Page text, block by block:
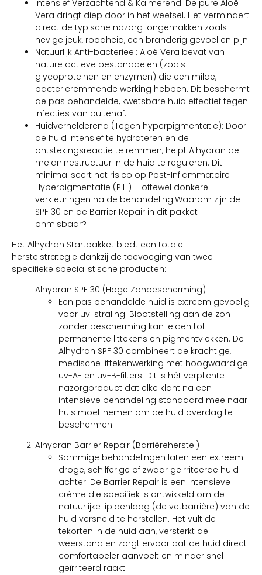
Intensief Verzachtend & Kalmerend: De pure Aloë
Vera dringt diep door in het weefsel. Het vermindert
direct de typische nazorg-ongemakken zoals
hevige jeuk, roodheid, een branderig gevoel en pijn.
Natuurlijk Anti-bacterieel: Aloë Vera bevat van
nature actieve bestanddelen (zoals
glycoproteïnen en enzymen) die een milde,
bacterieremmende werking hebben. Dit beschermt
de pas behandelde, kwetsbare huid effectief tegen
infecties van buitenaf.
Huidverhelderend (Tegen hyperpigmentatie): Door
de huid intensief te hydrateren en de
ontstekingsreactie te remmen, helpt Alhydran de
melaninestructuur in de huid te reguleren. Dit
minimaliseert het risico op Post-Inflammatoire
Hyperpigmentatie (PIH) – oftewel donkere
verkleuringen na de behandeling.Waarom zijn de
SPF 30 en de Barrier Repair in dit pakket
onmisbaar?
Het Alhydran Startpakket biedt een totale
herstelstrategie dankzij de toevoeging van twee
specifieke specialistische producten:
Alhydran SPF 30 (Hoge Zonbescherming)
Een pas behandelde huid is extreem gevoelig
voor uv-straling. Blootstelling aan de zon
zonder bescherming kan leiden tot
permanente littekens en pigmentvlekken. De
Alhydran SPF 30 combineert de krachtige,
medische littekenwerking met hoogwaardige
uv-A- en uv-B-filters. Dit is hét verplichte
nazorgproduct dat elke klant na een
intensieve behandeling standaard mee naar
huis moet nemen om de huid overdag te
beschermen.
Alhydran Barrier Repair (Barrièreherstel)
Sommige behandelingen laten een extreem
droge, schilferige of zwaar geïrriteerde huid
achter. De Barrier Repair is een intensieve
crème die specifiek is ontwikkeld om de
natuurlijke lipidenlaag (de vetbarrière) van de
huid versneld te herstellen. Het vult de
tekorten in de huid aan, versterkt de
weerstand en zorgt ervoor dat de huid direct
comfortabeler aanvoelt en minder snel
geïrriteerd raakt.